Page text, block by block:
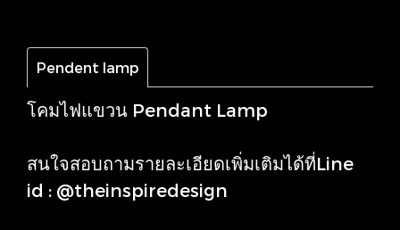
Pendent lamp
โคมไฟแขวน Pendant Lamp
สนใจสอบถามรายละเอียดเพิ่มเติมได้ที่Line
id : @theinspiredesign